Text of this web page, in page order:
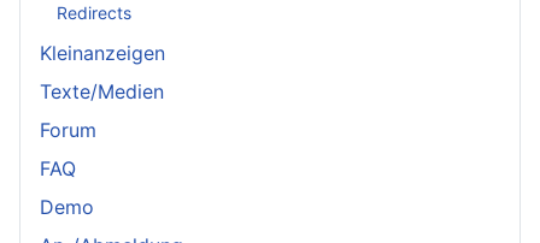
Redirects
Kleinanzeigen
Texte/Medien
Forum
FAQ
Demo